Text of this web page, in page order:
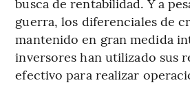
guerra, los diferenciales de
mantenido en gran medida
inversores han utilizado sus
efectivo para realizar